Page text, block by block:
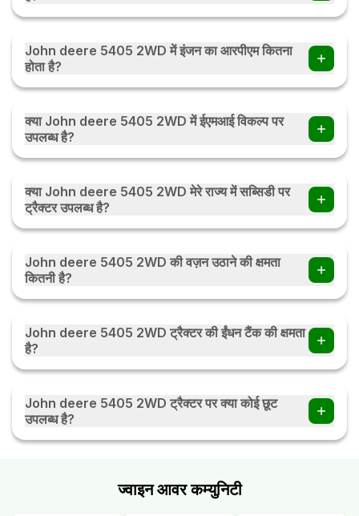
John deere 5405 2WD में क्लच Dual प्रकार के होते हैं।
John deere 5405 2WD में इंजन का आरपीएम कितना
होता है?
John deere 5405 2WD में इंजन का 2100 होता हैं।
क्या John deere 5405 2WD में ईएमआई विकल्प पर
उपलब्ध है?
हाँ, आप John deere 5405 2WD ईएमआई विकल्प पर ट्रैक्टर खरीद
सकते हैं . आप मासिक / त्रैमासिक / या मौसमी ईएमआई पर ईएमआई विकल्प की
जाँच करें ईएमआई कैलकुलेटर
क्या John deere 5405 2WD मेरे राज्य में सब्सिडी पर
ट्रैक्टर उपलब्ध है?
हाँ, ट्रैक्टर सब्सिडी भारत के हर राज्य में उपलब्ध है। सब्सिडी की राशि राज्य
सरकार के नियमों के अनुसार राज्य दर राज्य बदल सकती है। ट्रैक्टर सब्सिडी के
बारे में अधिक जानने के लिए आप देख सकते हैं ट्रैक्टर सब्सिडी
John deere 5405 2WD की वज़न उठाने की क्षमता
कितनी है?
John deere 5405 2WD की वज़न उठाने की क्षमता 2000 kg हैं।
John deere 5405 2WD ट्रैक्टर की ईंधन टैंक की क्षमता
है?
John deere 5405 2WD ट्रैक्टर की ईंधन टैंक की क्षमता 68 Lit हैं।
John deere 5405 2WD ट्रैक्टर पर क्या कोई छूट
उपलब्ध है?
छूट और ऑफ़र डीलरों द्वारा प्रदान किए जाते हैं जो समय-समय पर बदलते रहते
ज्वाइन आवर कम्युनिटी